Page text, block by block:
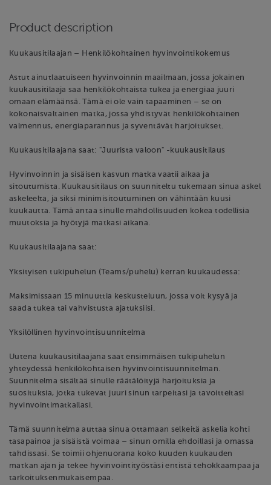
Product description
Kuukausitilaajan – Henkilökohtainen hyvinvointikokemus
Astut ainutlaatuiseen hyvinvoinnin maailmaan, jossa jokainen
kuukausitilaaja saa henkilökohtaista tukea ja energiaa juuri
omaan elämäänsä. Tämä ei ole vain tapaaminen – se on
kokonaisvaltainen matka, jossa yhdistyvät henkilökohtainen
valmennus, energiaparannus ja syventävät harjoitukset.
Kuukausitilaajana saat: "Juurista valoon" -kuukausitilaus
Hyvinvoinnin ja sisäisen kasvun matka vaatii aikaa ja
sitoutumista. Kuukausitilaus on suunniteltu tukemaan sinua askel
askeleelta, ja siksi minimisitoutuminen on vähintään kuusi
kuukautta. Tämä antaa sinulle mahdollisuuden kokea todellisia
muutoksia ja hyötyjä matkasi aikana.
Kuukausitilaajana saat:
Yksityisen tukipuhelun (Teams/puhelu) kerran kuukaudessa:
Maksimissaan 15 minuuttia keskusteluun, jossa voit kysyä ja
saada tukea tai vahvistusta ajatuksiisi.
Yksilöllinen hyvinvointisuunnitelma
Uutena kuukausitilaajana saat ensimmäisen tukipuhelun
yhteydessä henkilökohtaisen hyvinvointisuunnitelman.
Suunnitelma sisältää sinulle räätälöityjä harjoituksia ja
suosituksia, jotka tukevat juuri sinun tarpeitasi ja tavoitteitasi
hyvinvointimatkallasi.
Tämä suunnitelma auttaa sinua ottamaan selkeitä askelia kohti
tasapainoa ja sisäistä voimaa – sinun omilla ehdoillasi ja omassa
tahdissasi. Se toimii ohjenuorana koko kuuden kuukauden
matkan ajan ja tekee hyvinvointityöstäsi entistä tehokkaampaa ja
tarkoituksenmukaisempaa.